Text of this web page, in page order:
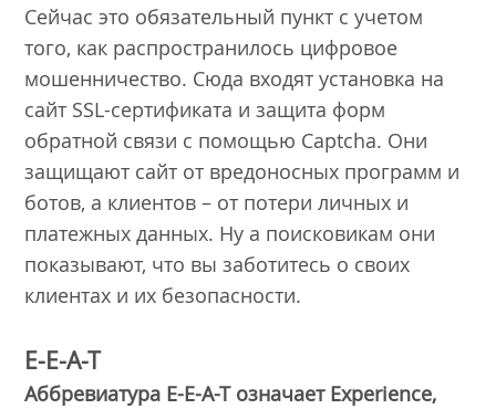
Сейчас это обязательный пункт с учетом
того, как распространилось цифровое
мошенничество. Сюда входят установка на
сайт SSL-сертификата и защита форм
обратной связи с помощью Captcha. Они
защищают сайт от вредоносных программ и
ботов, а клиентов – от потери личных и
платежных данных. Ну а поисковикам они
показывают, что вы заботитесь о своих
клиентах и их безопасности.
E-E-A-T
Аббревиатура E-E-A-T означает Experience,